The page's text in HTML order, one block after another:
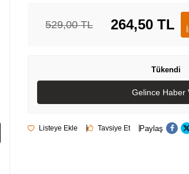
529,00TL 264,50 TL
Tükendi
Gelince Haber
Listeye Ekle Tavsiye Et Paylaş